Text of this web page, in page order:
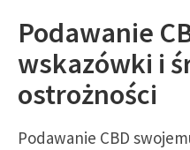
Podawanie
wskazówki i
ostrożności
Podawanie CBD